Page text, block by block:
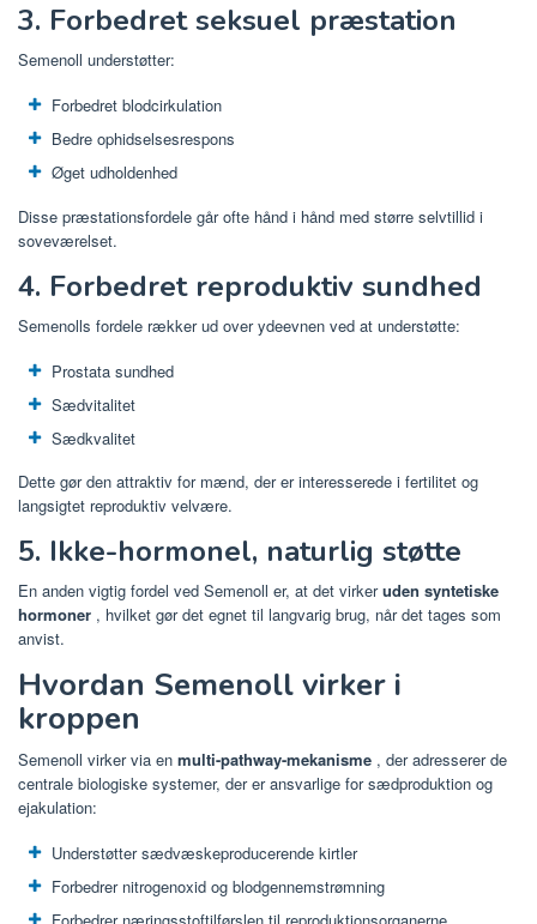
3. Forbedret seksuel præstation
Semenoll understøtter:
Forbedret blodcirkulation
Bedre ophidselsesrespons
Øget udholdenhed
Disse præstationsfordele går ofte hånd i hånd med større selvtillid i
soveværelset.
4. Forbedret reproduktiv sundhed
Semenolls fordele rækker ud over ydeevnen ved at understøtte:
Prostata sundhed
Sædvitalitet
Sædkvalitet
Dette gør den attraktiv for mænd, der er interesserede i fertilitet og
langsigtet reproduktiv velvære.
5. Ikke-hormonel, naturlig støtte
En anden vigtig fordel ved Semenoll er, at det virkeruden syntetiske
hormoner , hvilket gør det egnet til langvarig brug, når det tages som
anvist.
Hvordan Semenoll virker i
kroppen
Semenoll virker via en multi-pathway-mekanisme , der adresserer de
centrale biologiske systemer, der er ansvarlige for sædproduktion og
ejakulation:
Understøtter sædvæskeproducerende kirtler
Forbedrer nitrogenoxid og blodgennemstrømning